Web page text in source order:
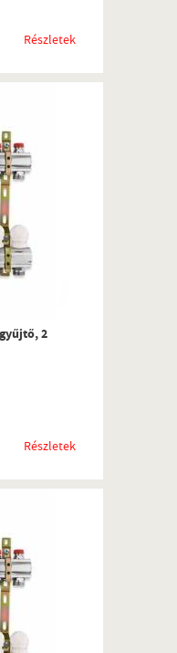
Részletek
2
Részletek